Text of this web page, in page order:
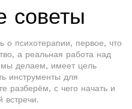
советы
о психотерапии, первое, что
а реальная работа над
делаем, имеет цель
инструменты для
разберём, с чего начать и
встречи.